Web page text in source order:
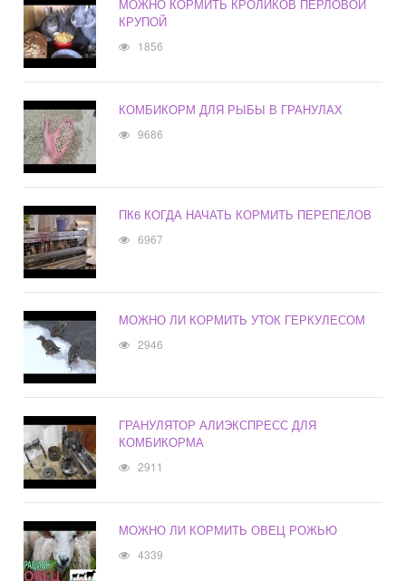
МОЖНО КОРМИТЬ КРОЛИКОВ ПЕРЛОВОЙ
КРУПОЙ
1856
КОМБИКОРМ ДЛЯ РЫБЫ В ГРАНУЛАХ
9686
ПК6 КОГДА НАЧАТЬ КОРМИТЬ ПЕРЕПЕЛОВ
6967
МОЖНО ЛИ КОРМИТЬ УТОК ГЕРКУЛЕСОМ
2946
ГРАНУЛЯТОР АЛИЭКСПРЕСС ДЛЯ
КОМБИКОРМА
2911
МОЖНО ЛИ КОРМИТЬ ОВЕЦ РОЖЬЮ
4339